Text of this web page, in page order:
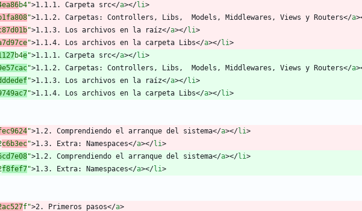
b4">1.1.1. Carpeta src</a></li>
">1.1.2. Carpetas: Controllers, Libs,  Models, Middlewares, Views y Routers</a>
">1.1.3. Los archivos en la raíz</a></li>
">1.1.4. Los archivos en la carpeta Libs</a></li>
b4e">1.1.1. Carpeta src</a></li>
">1.1.2. Carpetas: Controllers, Libs,  Models, Middlewares, Views y Routers</a>
">1.1.3. Los archivos en la raíz</a></li>
">1.1.4. Los archivos en la carpeta Libs</a></li>
">1.2. Comprendiendo el arranque del sistema</a></li>
c6b3ec">1.3. Extra: Namespaces</a></li>
">1.2. Comprendiendo el arranque del sistema</a></li>
f8fef7">1.3. Extra: Namespaces</a></li>
f">2. Primeros pasos</a>